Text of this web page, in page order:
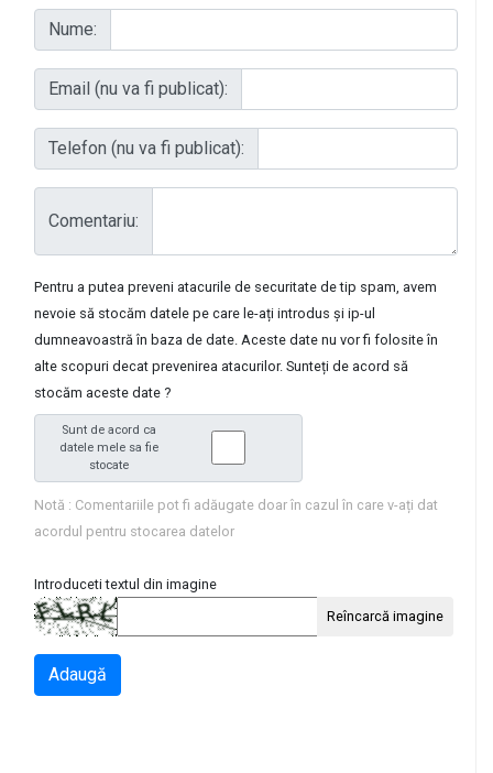
Nume:
Email (nu va fi publicat):
Telefon (nu va fi publicat):
Comentariu:
Pentru a putea preveni atacurile de securitate de tip spam, avem
nevoie să stocăm datele pe care le-ați introdus și ip-ul
dumneavoastră în baza de date. Aceste date nu vor fi folosite în
alte scopuri decat prevenirea atacurilor. Sunteți de acord să
stocăm aceste date ?
Sunt de acord ca
datele mele sa fie
stocate
Notă : Comentariile pot fi adăugate doar în cazul în care v-ați dat
acordul pentru stocarea datelor
Introduceti textul din imagine
Reîncarcă imagine
Adaugă